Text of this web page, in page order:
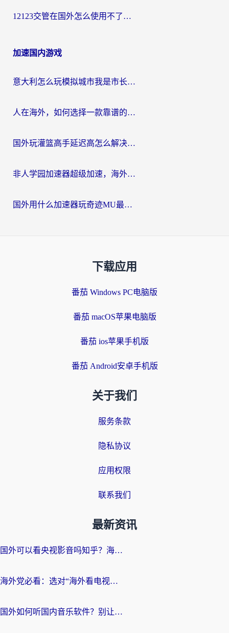
12123交管在国外怎么使用不了？海外华人必看的无缝访问国内资源指南
加速国内游戏
意大利怎么玩模拟城市我是市长？海外党国服游戏加速终极攻略（附三国3量子特攻解决办法）
人在海外，如何选择一款靠谱的玩剑灵2加速器？
国外玩灌篮高手延迟高怎么解决？海外玩家国服游戏加速终极指南
非人学园加速器超级加速，海外玩家重返国服的通行证
国外用什么加速器玩奇迹MU最好？2026海外玩家国服游戏加速全攻略
下载应用
番茄 Windows PC电脑版
番茄 macOS苹果电脑版
番茄 ios苹果手机版
番茄 Android安卓手机版
关于我们
服务条款
隐私协议
应用权限
联系我们
最新资讯
国外可以看央视影音吗知乎？海外党亲测有效的回国加速方案
海外党必看：选对“海外看电视剧软件”，再也不用愁国内剧刷不了
国外如何听国内音乐软件？别让地域限制，断了你的中文歌单